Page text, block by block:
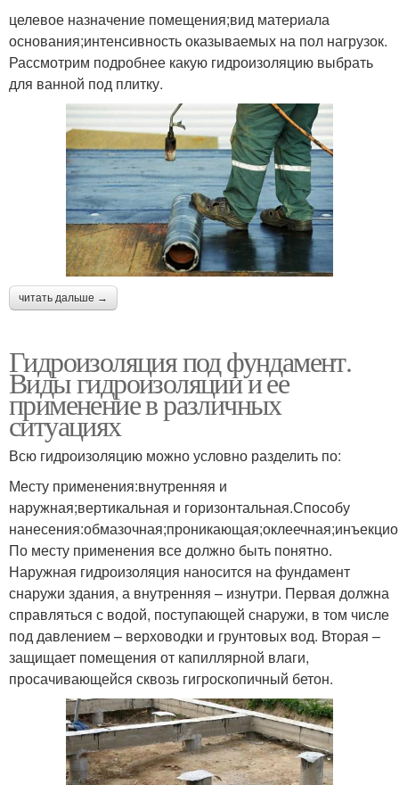
целевое назначение помещения;вид материала
основания;интенсивность оказываемых на пол нагрузок.
Рассмотрим подробнее какую гидроизоляцию выбрать
для ванной под плитку.
читать дальше →
Гидроизоляция под фундамент.
Виды гидроизоляции и ее
применение в различных
ситуациях
Всю гидроизоляцию можно условно разделить по:
Месту применения:внутренняя и
наружная;вертикальная и горизонтальная.Способу
По месту применения все должно быть понятно.
Наружная гидроизоляция наносится на фундамент
снаружи здания, а внутренняя – изнутри. Первая должна
справляться с водой, поступающей снаружи, в том числе
под давлением – верховодки и грунтовых вод. Вторая –
защищает помещения от капиллярной влаги,
просачивающейся сквозь гигроскопичный бетон.